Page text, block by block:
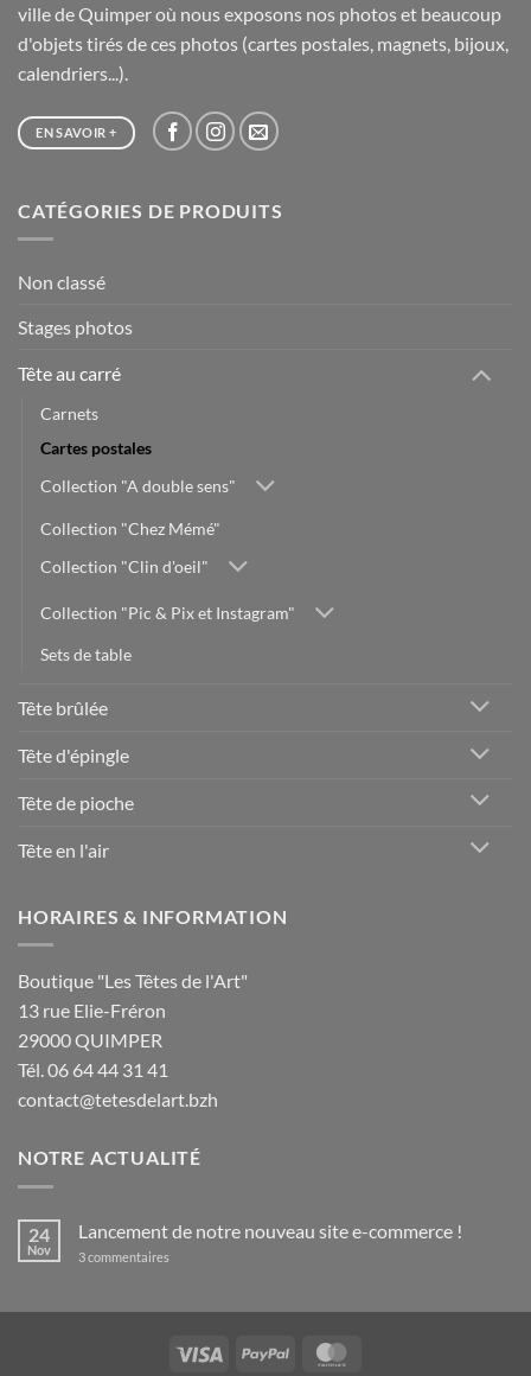
ville de Quimper où nous exposons nos photos et beaucoup
d'objets tirés de ces photos (cartes postales, magnets, bijoux,
calendriers...).
EN SAVOIR +
CATÉGORIES DE PRODUITS
Non classé
Stages photos
Tête au carré
Carnets
Cartes postales
Collection "A double sens"
Collection "Chez Mémé"
Collection "Clin d'oeil"
Collection "Pic & Pix et Instagram"
Sets de table
Tête brûlée
Tête d'épingle
Tête de pioche
Tête en l'air
HORAIRES & INFORMATION
Boutique "Les Têtes de l'Art"
13 rue Elie-Fréron
29000 QUIMPER
Tél. 06 64 44 31 41
contact@tetesdelart.bzh
NOTRE ACTUALITÉ
24
Nov
Lancement de notre nouveau site e-commerce !
3 commentaires
nouveau
e-
commerce
Visa PayPal